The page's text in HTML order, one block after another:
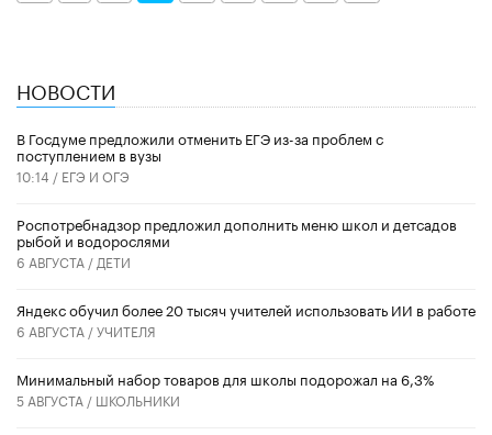
НОВОСТИ
В Госдуме предложили отменить ЕГЭ из-за проблем с
поступлением в вузы
10:14 / ЕГЭ И ОГЭ
Роспотребнадзор предложил дополнить меню школ и детсадов
рыбой и водорослями
6 АВГУСТА / ДЕТИ
​Яндекс обучил более 20 тысяч учителей использовать ИИ в работе
6 АВГУСТА /УЧИТЕЛЯ
Минимальный набор товаров для школы подорожал на 6,3%
5 АВГУСТА / ШКОЛЬНИКИ